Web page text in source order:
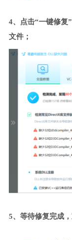
4、点击“一键修复
文件；
5、等待修复完成